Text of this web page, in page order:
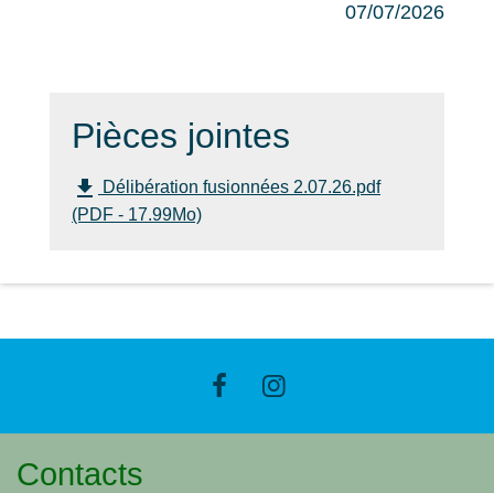
07/07/2026
Pièces jointes
file_download
Délibération fusionnées 2.07.26.pdf
(PDF - 17.99Mo)
Contacts